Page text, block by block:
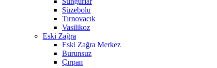
Süzebolu
Tırnovacık
Vasilikoz
Eski Zağra
Eski Zağra Merkez
Burunsuz
Çırpan